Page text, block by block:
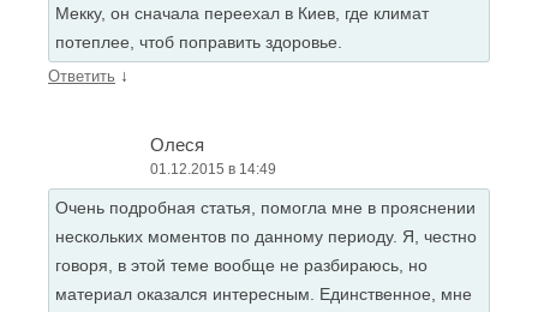
Мекку, он сначала переехал в Киев, где климат
потеплее, чтоб поправить здоровье.
Ответить ↓
Олеся
01.12.2015 в 14:49
Очень подробная статья, помогла мне в прояснении
нескольких моментов по данному периоду. Я, честно
говоря, в этой теме вообще не разбираюсь, но
материал оказался интересным. Единственное, мне